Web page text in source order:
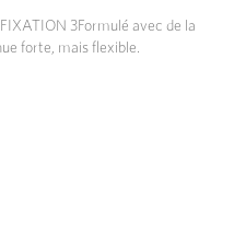
3Formulé avec de la
forte, mais flexible.